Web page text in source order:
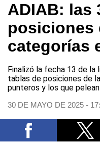
ADIAB: las
posiciones
categorías
Finalizó la fecha 13 de la
tablas de posiciones de
punteros y los que
30 DE MAYO DE 2025 -